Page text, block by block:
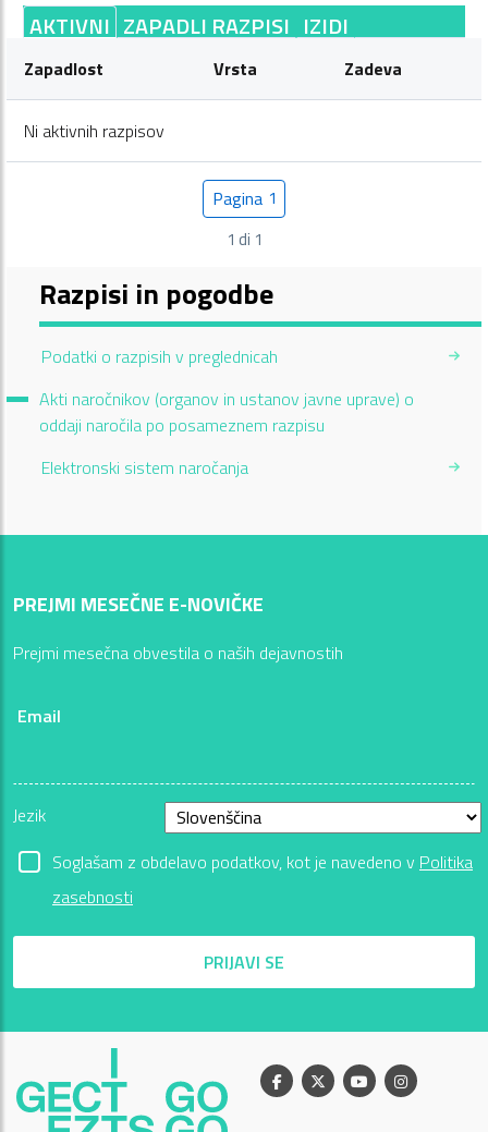
AKTIVNI ZAPADLI RAZPISI IZIDI
Zapadlost Vrsta Zadeva
Ni aktivnih razpisov
Pagina 1
Pagina
1 di 1
Razpisi in pogodbe
Podatki o razpisih v preglednicah
Akti naročnikov (organov in ustanov javne uprave) o
oddaji naročila po posameznem razpisu
Elektronski sistem naročanja
PREJMI MESEČNE E-NOVIČKE
Prejmi mesečna obvestila o naših dejavnostih
Email
Jezik
Soglašam z obdelavo podatkov, kot je navedeno v Politika
zasebnosti
PRIJAVI SE
Facebook
X YoutubeInstagram